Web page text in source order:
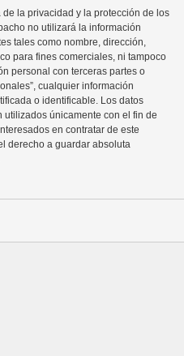
la privacidad y la protección de los
no utilizará la información
tales como nombre, dirección,
para fines comerciales, ni tampoco
personal con terceras partes o
cualquier información
o identificable. Los datos
únicamente con el fin de
en contratar de este
derecho a guardar absoluta